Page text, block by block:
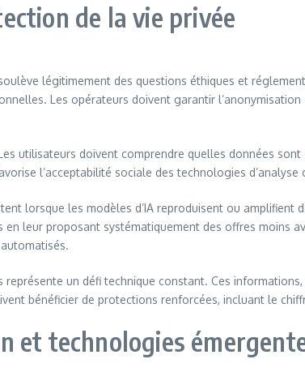
de la vie privée
légitimement des questions éthiques et
Les opérateurs doivent garantir
utilisateurs doivent comprendre quelles données
l’acceptabilité sociale des technologies d’analyse
lorsque les modèles d’IA reproduisent ou
en leur proposant systématiquement des offres moins
un défi technique constant. Ces
bénéficier de protections renforcées, incluant le
et technologies